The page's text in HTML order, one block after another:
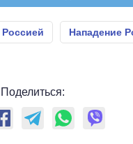
Нападение
Поделиться: